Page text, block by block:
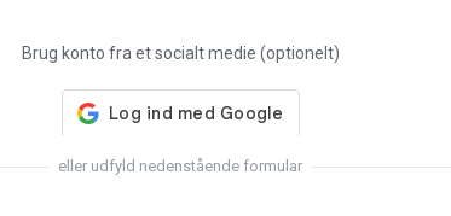
Brug konto fra et socialt medie (optionelt)
eller udfyld nedenstående formular